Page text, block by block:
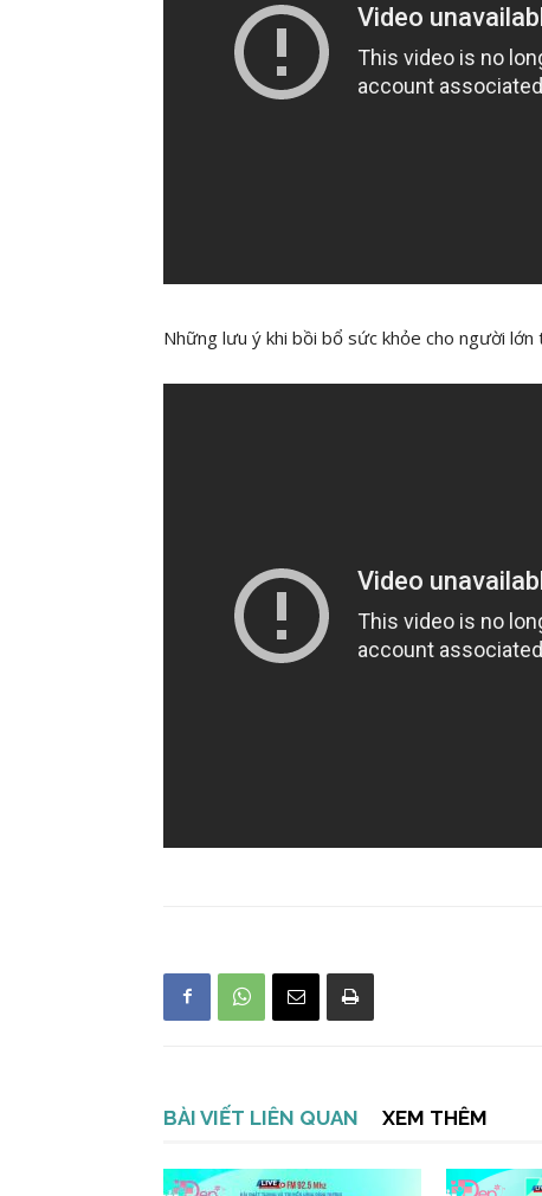
Những lưu ý khi bồi bổ sức khỏe cho người
BÀI VIẾT LIÊN QUAN XEM THÊM